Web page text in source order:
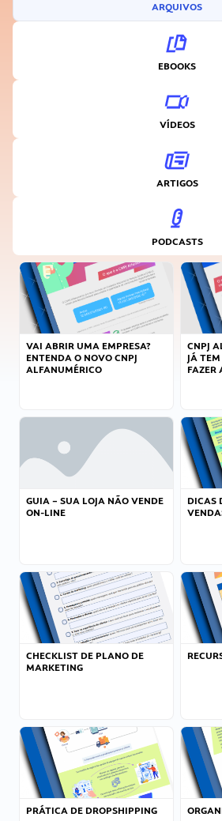
ARQUIVOS
EBOOKS
VÍDEOS
ARTIGOS
PODCASTS
VAI ABRIR UMA EMPRESA?
ENTENDA O NOVO CNPJ
ALFANUMÉRICO
CNPJ
JÁ
FAZER
GUIA – SUA LOJA NÃO VENDE
ON-LINE
DICAS
CHECKLIST DE PLANO DE
MARKETING
PRÁTICA DE DROPSHIPPING